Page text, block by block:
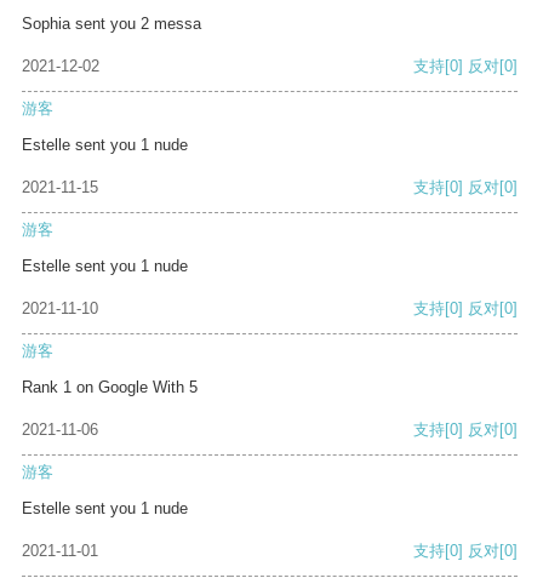
Sophia sent you 2 messa
2021-12-02 支持[0] 反对[0]
游客
Estelle sent you 1 nude
2021-11-15 支持[0] 反对[0]
游客
Estelle sent you 1 nude
2021-11-10 支持[0] 反对[0]
游客
Rank 1 on Google With 5
2021-11-06 支持[0] 反对[0]
游客
Estelle sent you 1 nude
2021-11-01 支持[0] 反对[0]